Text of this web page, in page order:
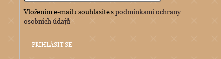
Vložením e-mailu souhlasíte spodmínkami ochrany
osobních údajů
PŘIHLÁSIT SE